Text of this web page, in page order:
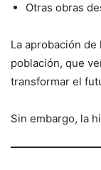
Otras obras
La aprobación
población, que
transformar el
Sin embargo, la